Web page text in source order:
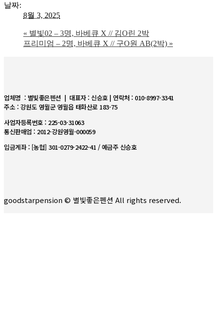
날짜:
8월 3, 2025
« 별빛02 – 3명, 바베큐 X // 김O린 2박
프리미엄 – 2명, 바베큐 X // 구O원 AB(2박) »
업체명 : 별빛좋은펜션 | 대표자 : 신승호 | 연락처 : 010-8997-3341
주소 : 강원도 영월군 영월읍 태화산로 183-75
사업자등록번호 : 225-03-31063
통신판매업 : 2012-강원영월-000059
입금계좌 : [농협] 301-0279-2422-41 / 예금주 신승호
goodstarpension © 별빛좋은펜션 All rights reserved.